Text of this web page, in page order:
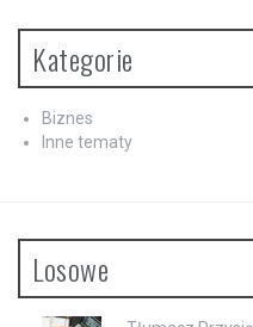
Kategorie
Biznes
Inne tematy
Losowe